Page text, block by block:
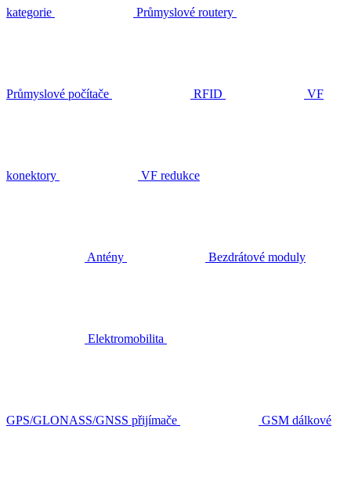
kategorie Průmyslové routery
Průmyslové počítače RFID VF
konektory VF redukce
Antény Bezdrátové moduly
Elektromobilita
GPS/GLONASS/GNSS přijímače GSM dálkové